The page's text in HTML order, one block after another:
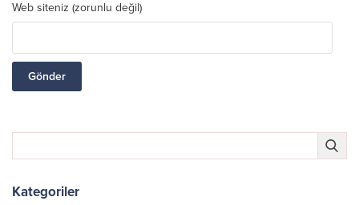
Web siteniz (zorunlu değil)
Kategoriler